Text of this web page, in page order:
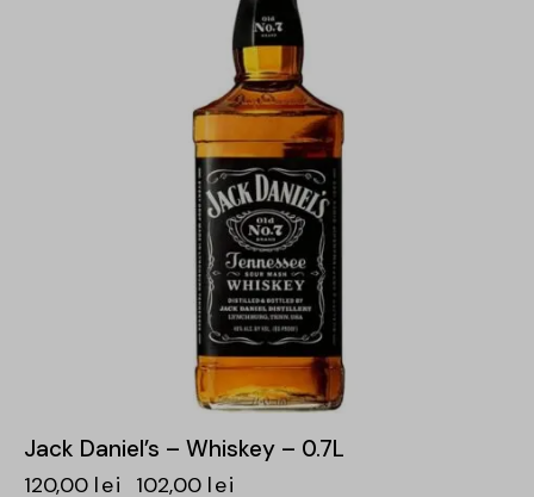
Jack Daniel’s – Whiskey – 0.7L
120,00 lei 102,00 lei